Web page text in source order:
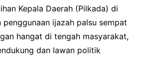
Kepala Daerah (Pilkada) di
penggunaan ijazah palsu sempat
hangat di tengah masyarakat,
dan lawan politik